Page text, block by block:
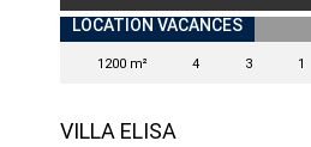
INDISPONIBLE
LOCATION VACANCES
1200 m² 4 3 1
VILLA ELISA